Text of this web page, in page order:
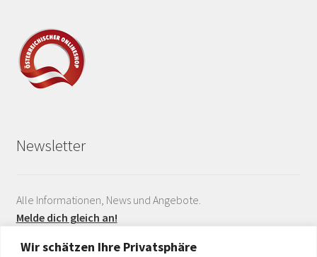
Wir schätzen Ihre Privatsphäre
Newsletter
Alle Informationen, News und Angebote.
Melde dich gleich an!